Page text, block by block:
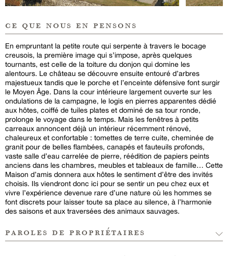
ce que nous en pensons
En empruntant la petite route qui serpente à travers le bocage
creusois, la première image qui s’impose, après quelques
tournants, est celle de la toiture du donjon qui domine les
alentours. Le château se découvre ensuite entouré d’arbres
majestueux tandis que le porche et l’enceinte défensive font surgir
le Moyen Âge. Dans la cour intérieure largement ouverte sur les
ondulations de la campagne, le logis en pierres apparentes dédié
aux hôtes, coiffé de tuiles plates et dominé de sa tour ronde,
prolonge le voyage dans le temps. Mais les fenêtres à petits
carreaux annoncent déjà un intérieur récemment rénové,
chaleureux et confortable : tomettes de terre cuite, cheminée de
granit pour de belles flambées, canapés et fauteuils profonds,
vaste salle d’eau carrelée de pierre, réédition de papiers peints
anciens dans les chambres, meubles et tableaux de famille… Cette
Maison d’amis donnera aux hôtes le sentiment d’être des invités
choisis. Ils viendront donc ici pour se sentir un peu chez eux et
vivre l’expérience devenue rare d’une nature où les hommes se
font discrets pour laisser toute sa place au silence, à l’harmonie
des saisons et aux traversées des animaux sauvages.
paroles de propriétaires